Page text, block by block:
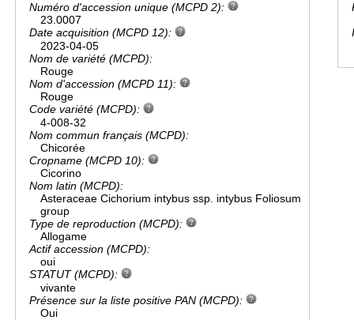
Numéro d'accession unique (MCPD 2):
23.0007
Date acquisition (MCPD 12):
2023-04-05
Nom de variété (MCPD):
Rouge
Nom d'accession (MCPD 11):
Rouge
Code variété (MCPD):
4-008-32
Nom commun français (MCPD):
Chicorée
Cropname (MCPD 10):
Cicorino
Nom latin (MCPD):
Asteraceae Cichorium intybus ssp. intybus Foliosum
group
Type de reproduction (MCPD):
Allogame
Actif accession (MCPD):
oui
STATUT (MCPD):
vivante
Présence sur la liste positive PAN (MCPD):
Oui